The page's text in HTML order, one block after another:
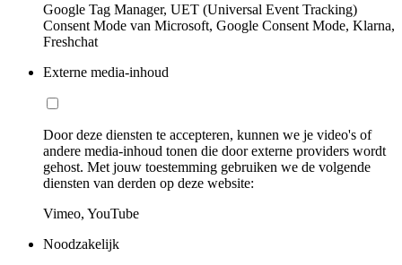
Google Tag Manager, UET (Universal Event Tracking)
Consent Mode van Microsoft, Google Consent Mode, Klarna,
Freshchat
Externe media-inhoud
Door deze diensten te accepteren, kunnen we je video's of
andere media-inhoud tonen die door externe providers wordt
gehost. Met jouw toestemming gebruiken we de volgende
diensten van derden op deze website:
Vimeo, YouTube
Noodzakelijk